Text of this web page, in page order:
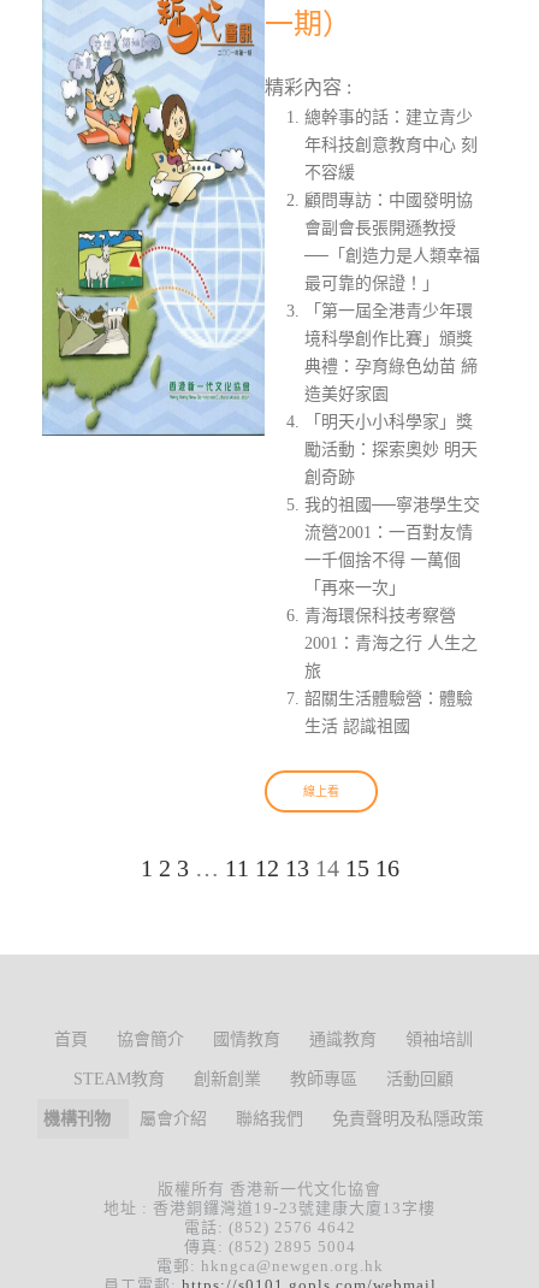
一期）
精彩內容 :
總幹事的話：建立青少
年科技創意教育中心 刻
不容緩
顧問專訪：中國發明協
會副會長張開遜教授
──「創造力是人類幸福
最可靠的保證！」
「第一屆全港青少年環
境科學創作比賽」頒獎
典禮：孕育綠色幼苗 締
造美好家園
「明天小小科學家」獎
勵活動：探索奧妙 明天
創奇跡
我的祖國──寧港學生交
流營2001：一百對友情
一千個捨不得 一萬個
「再來一次」
青海環保科技考察營
2001：青海之行 人生之
旅
韶關生活體驗營：體驗
生活 認識祖國
線上看
1 2 3 … 11 12 13 14 15 16
首頁 協會簡介 國情教育 通識教育 領袖培訓
STEAM教育 創新創業 教師專區 活動回顧
機構刊物 屬會介紹 聯絡我們 免責聲明及私隱政策
版權所有 香港新一代文化協會
地址 : 香港銅鑼灣道19-23號建康大廈13字樓
電話: (852) 2576 4642
傳真: (852) 2895 5004
電郵: hkngca@newgen.org.hk